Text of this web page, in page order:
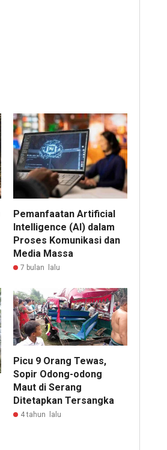
Pemanfaatan Artificial
Intelligence (AI) dalam
Proses Komunikasi dan
Media Massa
7 bulan lalu
Picu 9 Orang Tewas,
Sopir Odong-odong
Maut di Serang
Ditetapkan Tersangka
4 tahun lalu